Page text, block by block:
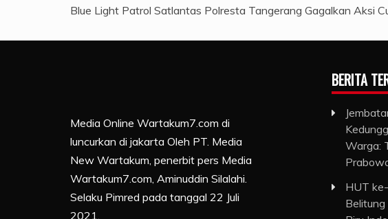
Blue Light Patrol Satlantas Polresta Tangerang Gagalkan Aksi
Media Online Wartakum7.com di
luncurkan di jakarta Oleh PT. Media
New Wartakum, penerbit pers Media
Wartakum7.com, Aminuddin Silalahi.
Selaku Pimred pada tanggal 22 Juli
2021.
BERITA
Warga:
HUT